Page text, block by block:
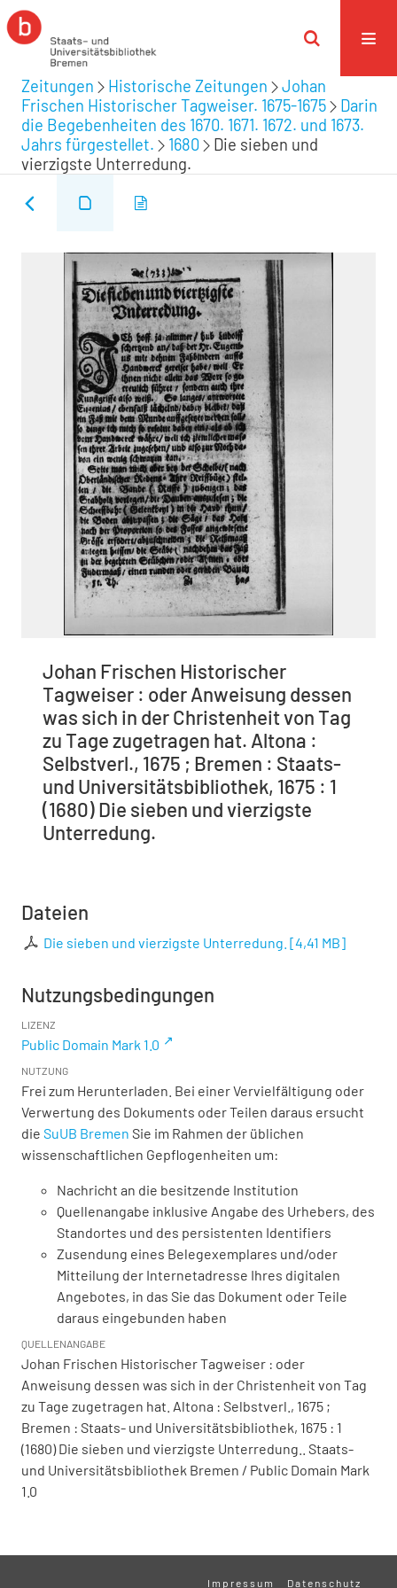
Zeitungen Historische Zeitungen
Johan
Frischen Historischer Tagweiser. 1675-1675
Darin
die Begebenheiten des 1670. 1671. 1672. und 1673.
Jahrs fürgestellet.
1680
Die sieben und
vierzigste Unterredung.
Johan Frischen Historischer
Tagweiser : oder Anweisung dessen
was sich in der Christenheit von Tag
zu Tage zugetragen hat. Altona :
Selbstverl., 1675 ; Bremen : Staats-
und Universitätsbibliothek, 1675 : 1
(1680) Die sieben und vierzigste
Unterredung.
Dateien
Die sieben und vierzigste Unterredung. [4,41 MB]
Nutzungsbedingungen
LIZENZ
Public Domain Mark 1.0
NUTZUNG
Frei zum Herunterladen. Bei einer Vervielfältigung oder
Verwertung des Dokuments oder Teilen daraus ersucht
die SuUB Bremen Sie im Rahmen der üblichen
wissenschaftlichen Gepflogenheiten um:
Nachricht an die besitzende Institution
Quellenangabe inklusive Angabe des Urhebers, des
Standortes und des persistenten Identifiers
Zusendung eines Belegexemplares und/oder
Mitteilung der Internetadresse Ihres digitalen
Angebotes, in das Sie das Dokument oder Teile
daraus eingebunden haben
QUELLENANGABE
Johan Frischen Historischer Tagweiser : oder
Anweisung dessen was sich in der Christenheit von Tag
zu Tage zugetragen hat. Altona : Selbstverl., 1675 ;
Bremen : Staats- und Universitätsbibliothek, 1675 : 1
(1680) Die sieben und vierzigste Unterredung.. Staats-
und Universitätsbibliothek Bremen / Public Domain Mark
1.0
Impressum Datenschutz